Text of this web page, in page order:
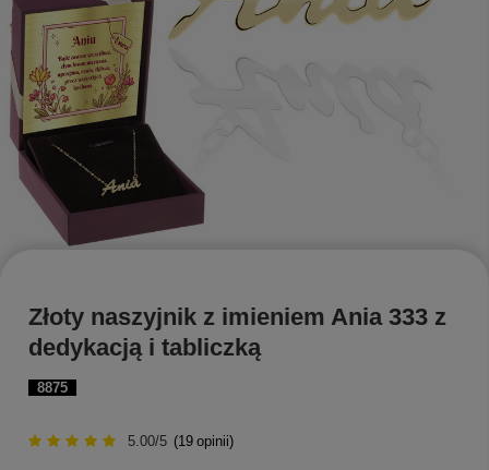
8875
Złoty naszyjnik z imieniem Ania 333 z
dedykacją i tabliczką
5.00/5 (19 opinii)